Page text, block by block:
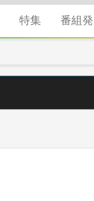
特集 番組発